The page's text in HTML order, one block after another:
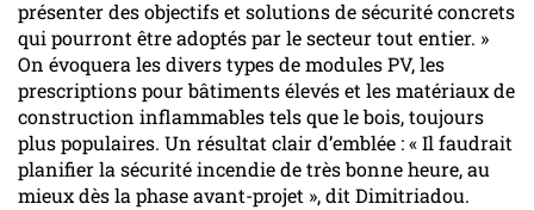
présenter des objectifs et solutions de sécurité concrets
qui pourront être adoptés par le secteur tout entier. »
On évoquera les divers types de modules PV, les
prescriptions pour bâtiments élevés et les matériaux de
construction inflammables tels que le bois, toujours
plus populaires. Un résultat clair d’emblée : « Il faudrait
planifier la sécurité incendie de très bonne heure, au
mieux dès la phase avant-projet », dit Dimitriadou.